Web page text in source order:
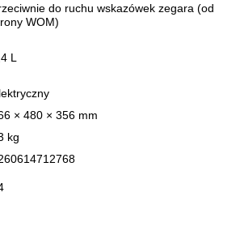
do ruchu wskazówek zegara (od
WOM)
L
× 480 × 356 mm
kg